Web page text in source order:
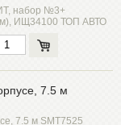
набор №3+
ИЩ34100 ТОП АВТО
7.5 м
7.5 м SMT7525